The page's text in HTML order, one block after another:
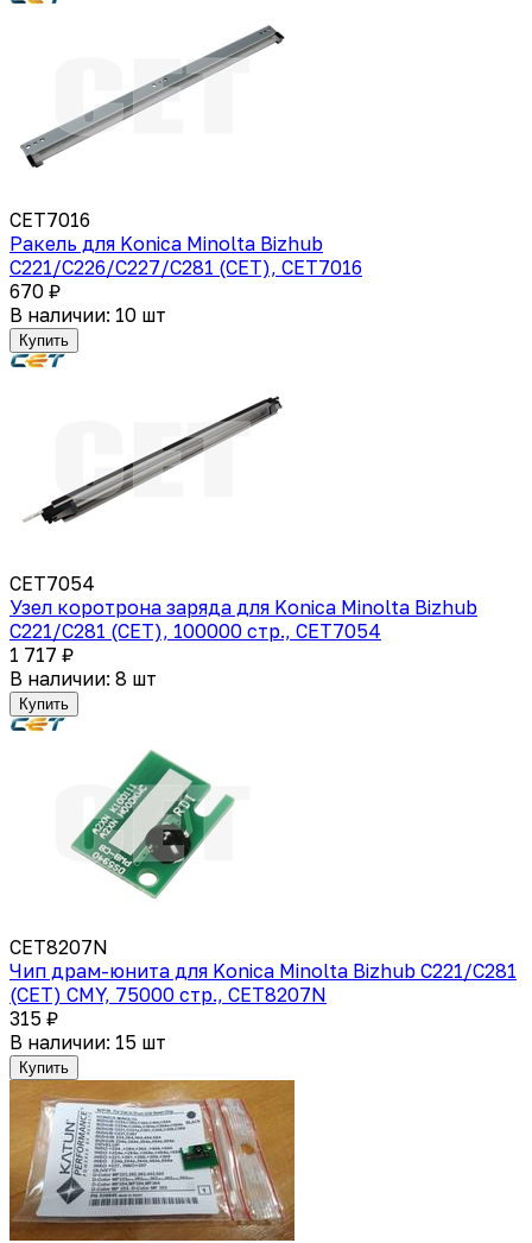
CET7016
Ракель для Konica Minolta Bizhub
C221/C226/C227/C281 (CET), CET7016
670 ₽
В наличии: 10 шт
Купить
CET7054
Узел коротрона заряда для Konica Minolta Bizhub
C221/C281 (CET), 100000 стр., CET7054
1 717 ₽
В наличии: 8 шт
Купить
CET8207N
Чип драм-юнита для Konica Minolta Bizhub C221/C281
(CET) CMY, 75000 стр., CET8207N
315 ₽
В наличии: 15 шт
Купить